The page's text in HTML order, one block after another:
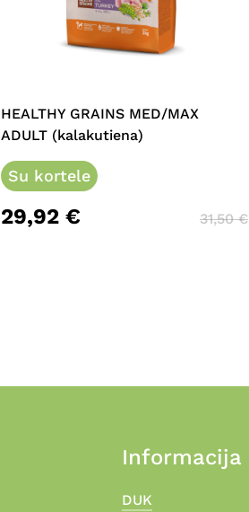
multiple
variants.
options
may
be
HEALTHY GRAINS MED/MAX
ADULT (kalakutiena)
Su kortele
29,92 € 31,50€
Informacija
DUK